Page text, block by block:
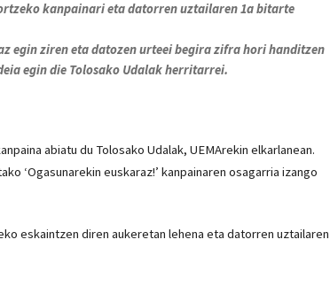
kanpainari eta datorren uztailaren 1a bitarte
egin ziren eta datozen urteei begira zifra hori handitzen
egin die Tolosako Udalak herritarrei.
abiatu du Tolosako Udalak, UEMArekin elkarlanean.
‘Ogasunarekin euskaraz!’ kanpainaren osagarria izango
eskaintzen diren aukeretan lehena eta datorren uztailaren